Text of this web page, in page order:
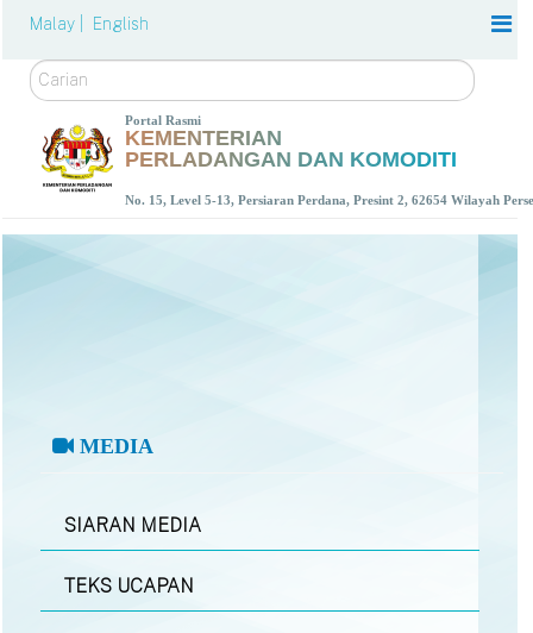
Malay | English
Carian
Portal Rasmi
KEMENTERIAN
PERLADANGAN DAN KOMODITI
No. 15, Level 5-13, Persiaran Perdana, Presint 2, 62654 Wilayah
MEDIA
SIARAN MEDIA
TEKS UCAPAN